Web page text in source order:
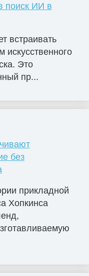
поиск ИИ в
встраивать
Это
пр...
без
прикладной
Хопкинса